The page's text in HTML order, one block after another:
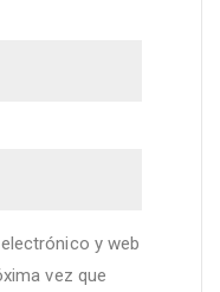
y web
vez que